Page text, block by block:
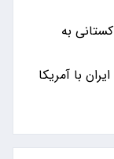
به
با آمریکا